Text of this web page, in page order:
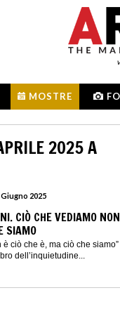
MOSTRE
2025 A
2025
CIÒ CHE VEDIAMO
SIAMO
ciò che è, ma ciò che siamo”
dell’inquietudine...